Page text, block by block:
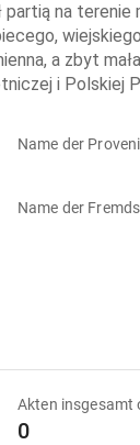
partią na
a zbyt
i Polskiej
Name der
Name der
Akten insgesamt
0